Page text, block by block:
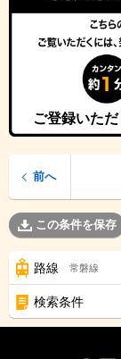
ご登録いただ
前へ
この条件を保存
路線 常磐線
検索条件